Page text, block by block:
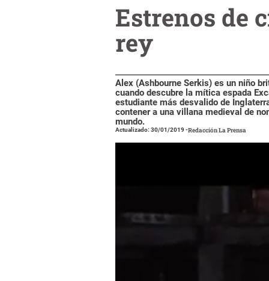
Estrenos de
rey
Alex (Ashbourne Serkis) es un niño
cuando descubre la mítica espada
estudiante más desvalido de
contener a una villana medieval de
mundo.
Actualizado: 30/01/2019-Redacción La Prensa